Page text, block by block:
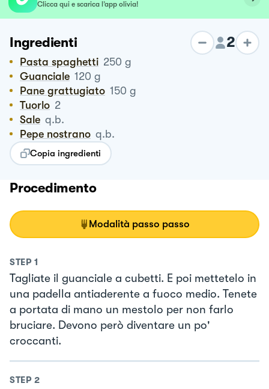
Clicca qui e scarica l’app olivia!
Ingredienti 2
Pasta spaghetti 250 g
Guanciale 120 g
Pane grattugiato 150 g
Tuorlo 2
Sale q.b.
Pepe nostrano q.b.
Copia ingredienti
Procedimento
Modalità passo passo
STEP 1
Tagliate il guanciale a cubetti. E poi mettetelo in
una padella antiaderente a fuoco medio. Tenete
a portata di mano un mestolo per non farlo
bruciare. Devono però diventare un po'
croccanti.
STEP 2